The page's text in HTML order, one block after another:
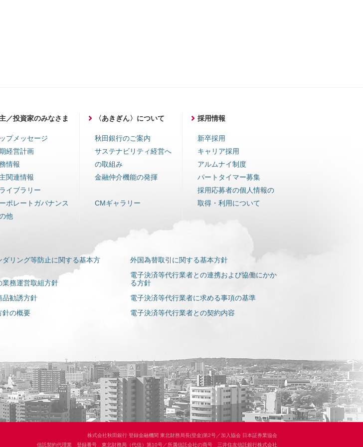
／投資家のみなさま
プメッセージ
経営計画
情報
関連情報
イブラリー
ポレートガバナンス
他
〈あきぎん〉について
秋田銀行のご案内
サステナビリティ経営へ
の取組み
金融仲介機能の発揮
CMギャラリー
採用情報
新卒採用
キャリア採用
アルムナイ制度
パートタイマー募集
採用応募者の個人情報の
取得・利用について
ダリング等防止に関する基本方
業務運営取組方針
品勧誘方針
針の概要
外国為替取引に関する基本方針
電子決済等代行業者との連携および協働にかか
る方針
電子決済等代行業者に求める事項の基準
電子決済等代行業者との契約内容
株式会社秋田銀行 登録金融機関 東北財務局長(登金)第2号 ／加入協会 日本証券業協会
信託契約代理業 登録番号 東北財務局（代信）第10号 ／所属信託会社の商号 三井住友信託銀行株式会社